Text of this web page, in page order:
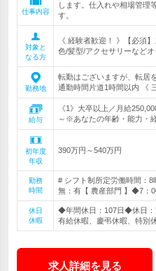
仕事内容
します。仕入れや相場管理
す。
対象と
なる方
《 経験者歓迎！ 》【必須
色/髪型/アクセサリーなど
勤務地
転勤はございますが、転居
通勤時間片道1時間以内 《
給与
《1》大卒以上／月給
～※あなたの年齢・能力・
初年度
年収
390万円～540万円
勤務
時間
# シフト制所定労働時間：
無：有【 農産部門 】◆7：
休日
休暇
◆年間休日：107日◆休日：
有給休暇、慶弔休暇、特別
求人詳細を見る